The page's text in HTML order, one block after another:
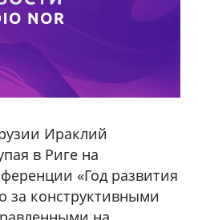
Ираклий
в Риге на
«Год развития
за конструктивными